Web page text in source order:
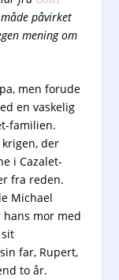
påvirket
mening om
men forude
en vaskelig
familien.
der
i Cazalet-
fra reden.
Michael
mor med
far, Rupert,
to år.